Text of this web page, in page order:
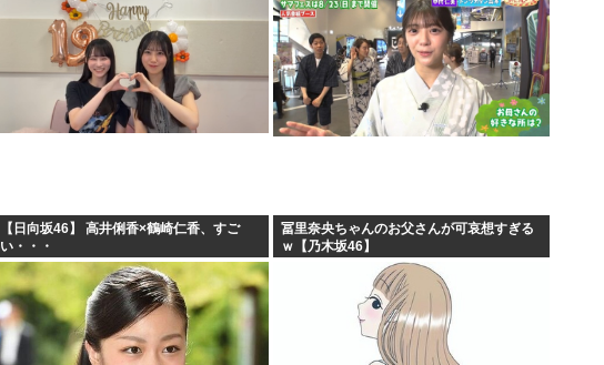
【日向坂46】 高井俐香×鶴崎仁香、すご
い・・・
冨里奈央ちゃんのお父さんが可哀想すぎる
ｗ【乃木坂46】